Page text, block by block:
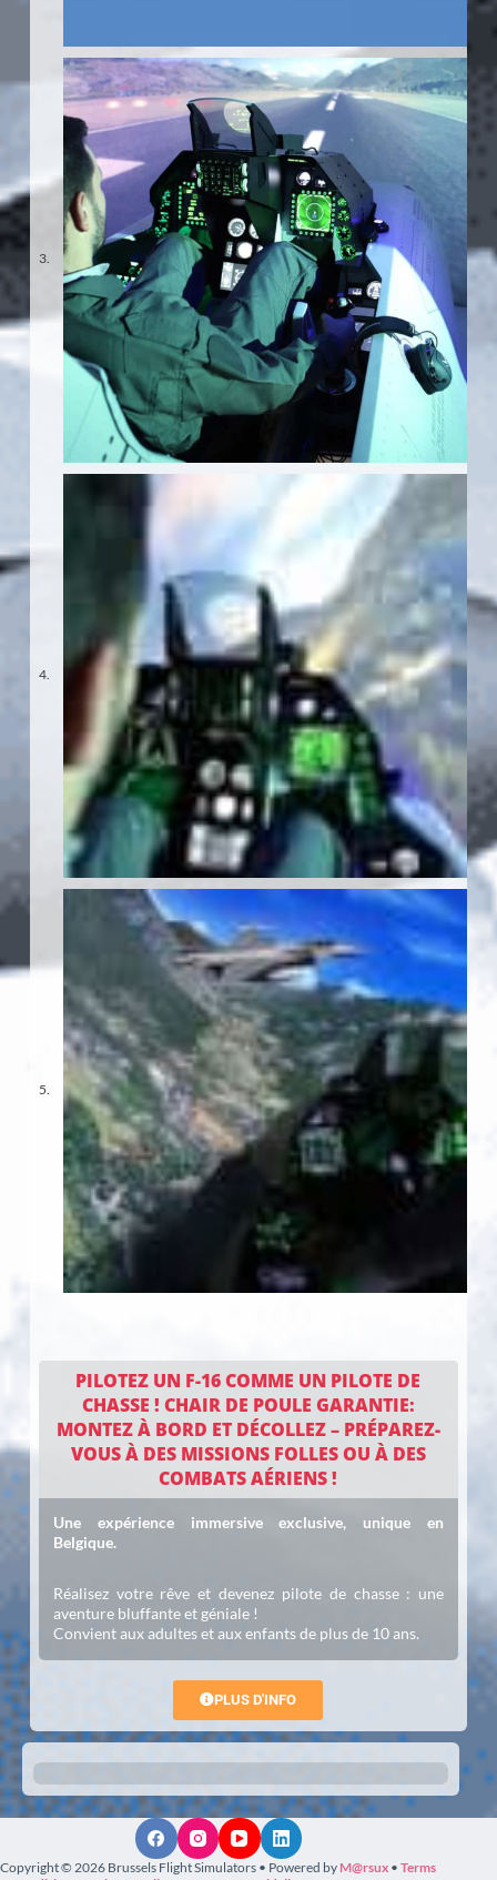
PILOTEZ UN F-16 COMME UN PILOTE DE
CHASSE ! CHAIR DE POULE GARANTIE:
MONTEZ À BORD ET DÉCOLLEZ – PRÉPAREZ-
VOUS À DES MISSIONS FOLLES OU À DES
COMBATS AÉRIENS !
Une expérience immersive exclusive, unique en
Belgique.
Réalisez votre rêve et devenez pilote de chasse : une
aventure bluffante et géniale !
Convient aux adultes et aux enfants de plus de 10 ans.
PLUS D'INFO
Copyright © 2026 Brussels Flight Simulators • Powered by M@rsux • Terms